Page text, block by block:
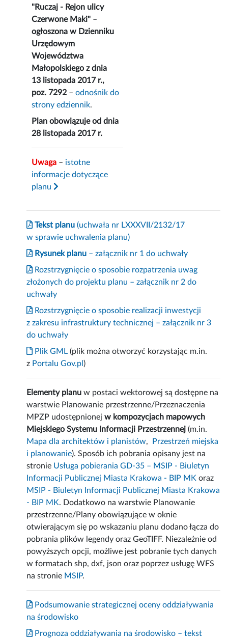
"Ruczaj - Rejon ulicy
Czerwone Maki" –
ogłoszona w Dzienniku
Urzędowym
Województwa
Małopolskiego z dnia
13 listopada 2017 r.,
poz. 7292 –odnośnik do
strony edziennik.
Plan obowiązuje od dnia
28 listopada 2017 r.
Uwaga – istotne
informacje dotyczące
planu
Tekst planu (uchwała nr LXXXVII/2132/17
w sprawie uchwalenia planu)
Rysunek planu – załącznik nr 1 do uchwały
Rozstrzygnięcie o sposobie rozpatrzenia uwag
złożonych do projektu planu – załącznik nr 2 do
uchwały
Rozstrzygnięcie o sposobie realizacji inwestycji
z zakresu infrastruktury technicznej – załącznik nr 3
do uchwały
Plik GML (plik można otworzyć korzystając m.in.
z Portalu Gov.pl )
Elementy planu w postaci wektorowej są dostępne na
warstwie Planowanie przestrzenne/Przeznaczenia
MPZP udostępnionejw kompozycjach mapowych
Miejskiego Systemu Informacji Przestrzennej (m.in.
Mapa dla architektów i planistów,
Przestrzeń miejska
i planowanie). Sposób ich pobrania opisany jest na
stronie Usługa pobierania GD-35 – MSIP - Biuletyn
Informacji Publicznej Miasta Krakowa - BIP MK oraz
MSIP - Biuletyn Informacji Publicznej Miasta Krakowa
- BIP MK. Dodatkowo na warstwie Planowanie
przestrzenne/Plany obowiązujące w oknie
otwierającym się po wskazaniu planu dodano łącza do
pobrania plików legendy oraz GeoTIFF. Niezależnie od
powyższych opcji, możliwe jest pobranie tych danych
w formatach shp, dxf, json oraz poprzez usługę WFS
na stronie MSIP.
Podsumowanie strategicznej oceny oddziaływania
na środowisko
Prognoza oddziaływania na środowisko – tekst